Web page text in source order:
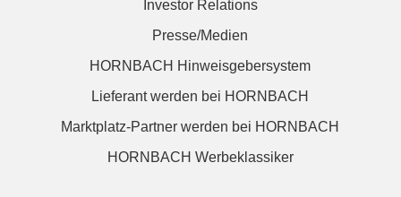
Investor Relations
Presse/Medien
HORNBACH Hinweisgebersystem
Lieferant werden bei HORNBACH
Marktplatz-Partner werden bei HORNBACH
HORNBACH Werbeklassiker